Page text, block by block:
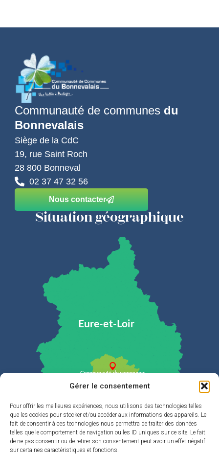
Gérer le consentement
Pour offrir les meilleures expériences, nous utilisons des technologies telles
que les cookies pour stocker et/ou accéder aux informations des appareils. Le
fait de consentir à ces technologies nous permettra de traiter des données
telles que le comportement de navigation ou les ID uniques sur ce site. Le fait
de ne pas consentir ou de retirer son consentement peut avoir un effet négatif
sur certaines caractéristiques et fonctions.
Communauté de communes du
Bonnevalais
Siège de la CdC
19, rue Saint Roch
28 800 Bonneval
02 37 47 32 56
Nous contacter
Situation géographique
Plan du site
La Cdc